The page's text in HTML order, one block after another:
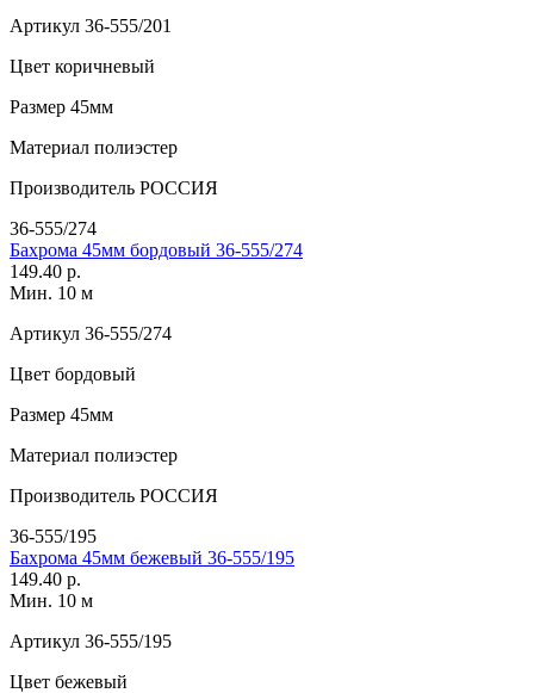
Артикул 36-555/201
Цвет коричневый
Размер 45мм
Материал полиэстер
Производитель РОССИЯ
36-555/274
Бахрома 45мм бордовый 36-555/274
149.40 р.
Мин. 10 м
Артикул 36-555/274
Цвет бордовый
Размер 45мм
Материал полиэстер
Производитель РОССИЯ
36-555/195
Бахрома 45мм бежевый 36-555/195
149.40 р.
Мин. 10 м
Артикул 36-555/195
Цвет бежевый